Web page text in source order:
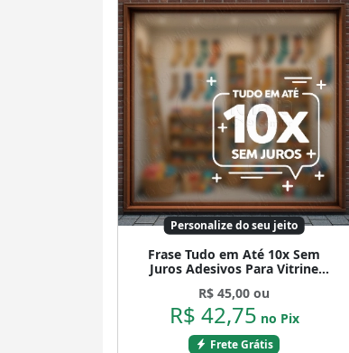
Personalize do seu jeito
Frase Tudo em Até 10x Sem
Juros Adesivos Para Vitrine
R$ 45,00 ou
R$ 42,75 no Pix
Frete Grátis